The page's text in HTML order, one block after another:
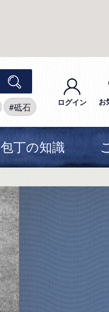
砥石 ログイン お
包丁の知識